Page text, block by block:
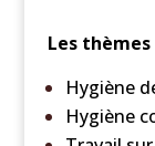
Les
Hygiène
Hygiène